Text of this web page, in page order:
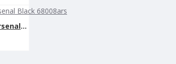
Гартеры Lady's Arsenal Black 68008ars